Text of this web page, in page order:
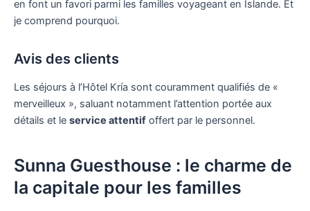
en font un favori parmi les familles voyageant en Islande. Et
je comprend pourquoi.
Avis des clients
Les séjours à l’Hôtel Kría sont couramment qualifiés de «
merveilleux », saluant notamment l’attention portée aux
détails et le service attentif offert par le personnel.
Sunna Guesthouse : le charme de
la capitale pour les familles